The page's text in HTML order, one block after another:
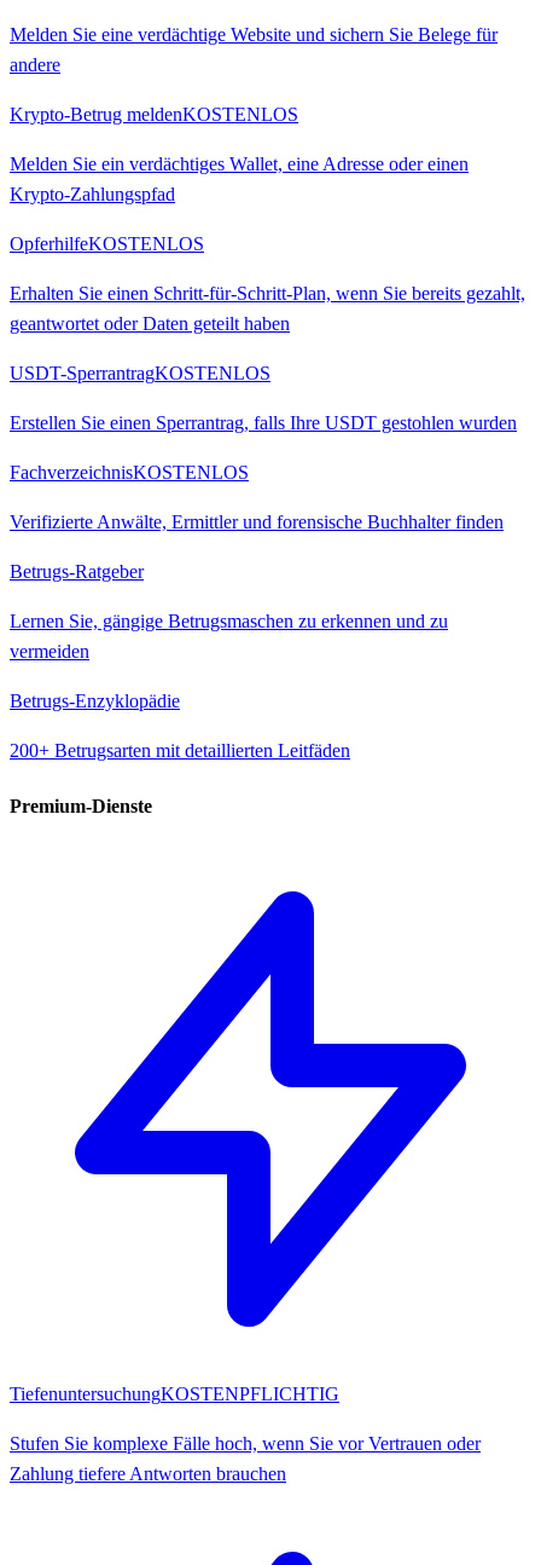
Melden Sie eine verdächtige Website und sichern Sie Belege für
andere
Krypto-Betrug meldenKOSTENLOS
Melden Sie ein verdächtiges Wallet, eine Adresse oder einen
Krypto-Zahlungspfad
OpferhilfeKOSTENLOS
Erhalten Sie einen Schritt-für-Schritt-Plan, wenn Sie bereits gezahlt,
geantwortet oder Daten geteilt haben
USDT-SperrantragKOSTENLOS
Erstellen Sie einen Sperrantrag, falls Ihre USDT gestohlen wurden
FachverzeichnisKOSTENLOS
Verifizierte Anwälte, Ermittler und forensische Buchhalter finden
Betrugs-Ratgeber
Lernen Sie, gängige Betrugsmaschen zu erkennen und zu
vermeiden
Betrugs-Enzyklopädie
200+ Betrugsarten mit detaillierten Leitfäden
Premium-Dienste
TiefenuntersuchungKOSTENPFLICHTIG
Stufen Sie komplexe Fälle hoch, wenn Sie vor Vertrauen oder
Zahlung tiefere Antworten brauchen